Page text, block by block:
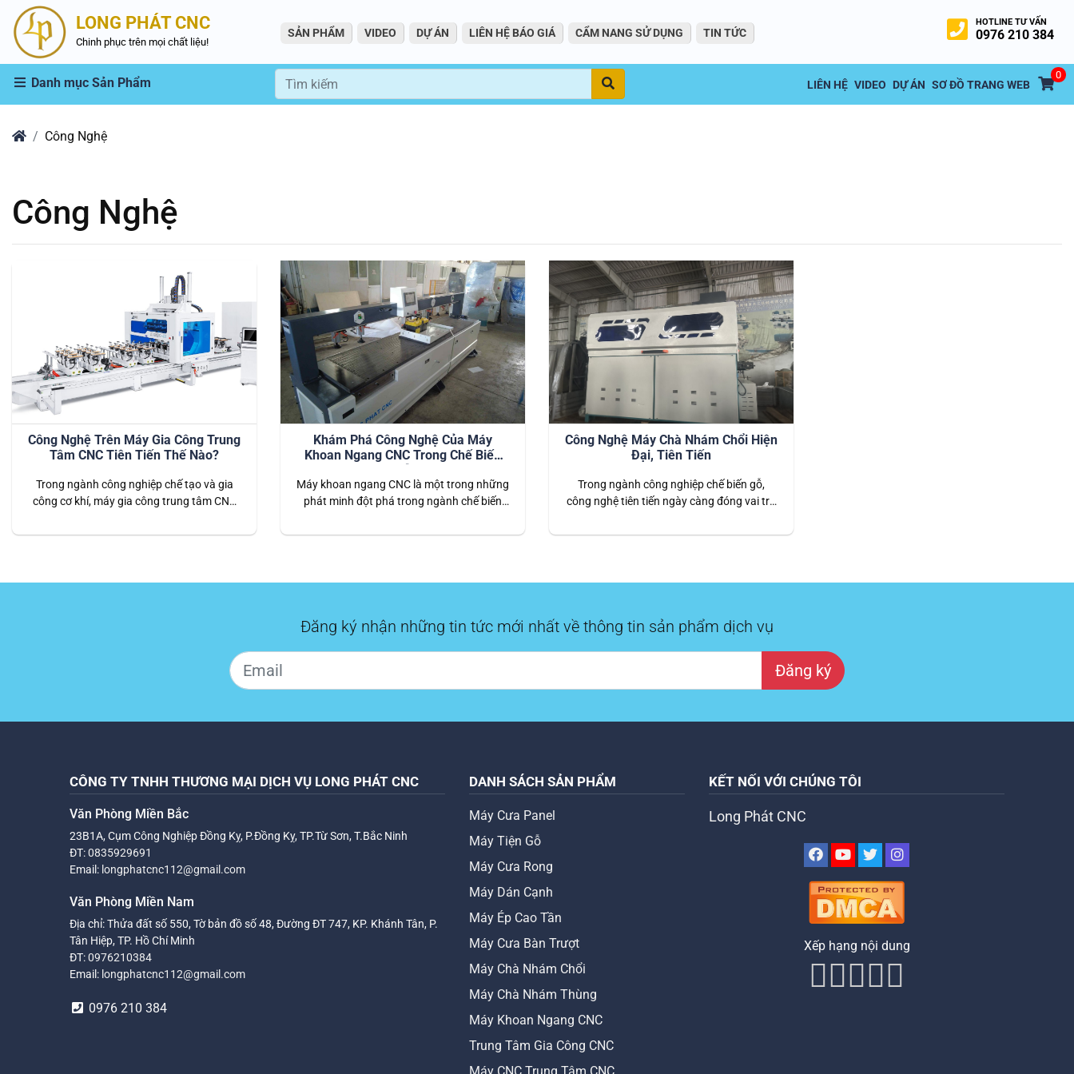
LONG PHÁT CNC
Chinh phục trên mọi chất liệu!
SẢN PHẨM VIDEO DỰ ÁN LIÊN HỆ BÁO GIÁ CẨM NANG SỬ DỤNG TIN TỨC
HOTLINE TƯ VẤN
0976 210 384
Danh mục Sản Phẩm Tìm LIÊN HỆ VIDEO DỰ ÁN SƠ ĐỒ TRANG WEB
0
HomeCông Nghệ
Công Nghệ
Công Nghệ Trên Máy Gia Công Trung
Tâm CNC Tiên Tiến Thế Nào?
Trong ngành công nghiệp chế tạo và gia
công cơ khí, máy gia công trung tâm CNC
thành công cụ không thể thiếu. Những tiến
cao độ chính xác và tính linh…
Khám Phá Công Nghệ Của Máy
Khoan Ngang CNC Trong Chế Biến
Máy khoan ngang CNC là một trong những
phát minh đột phá trong ngành chế biến
tiến để nâng cao độ chính xác và hiệu quả
ngang CNC, giúp cải…
Công Nghệ Máy Chà Nhám Chổi Hiện
Đại, Tiên Tiến
Trong ngành công nghiệp chế biến gỗ,
công nghệ tiên tiến ngày càng đóng vai trò
chất lượng sản phẩm. Máy chà nhám chổi,
Với sự phát triển không ngừng…
Đăng ký nhận những tin tức mới nhất về thông tin sản phẩm dịch vụ
Đăng ký
CÔNG TY TNHH THƯƠNG MẠI DỊCH VỤ LONG PHÁT CNC
Văn Phòng Miền Bắc
23B1A, Cụm Công Nghiệp Đồng Kỵ, P.Đồng Kỵ, TP.Từ Sơn, T.Bắc Ninh
ĐT:0835929691
Email: longphatcnc112@gmail.com
Văn Phòng Miền Nam
Địa chỉ: Thửa đất số 550, Tờ bản đồ số 48, Đường ĐT 747, KP. Khánh Tân, P.
Tân Hiệp, TP. Hồ Chí Minh
ĐT:0976210384
Email: longphatcnc112@gmail.com
0976 210 384
DANH SÁCH SẢN PHẨM
Máy Cưa Panel
Máy Tiện Gỗ
Máy Cưa Rong
Máy Dán Cạnh
Máy Ép Cao Tần
Máy Cưa Bàn Trượt
Máy Chà Nhám Chổi
Máy Chà Nhám Thùng
Máy Khoan Ngang CNC
Trung Tâm Gia Công CNC
KẾT NỐI VỚI CHÚNG TÔI
Long Phát CNC
Xếp hạng nội dung